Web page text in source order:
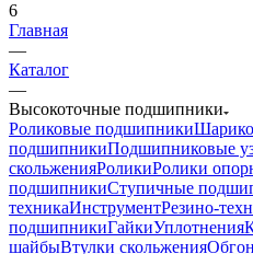
6
Главная
—
Каталог
—
Высокоточные подшипники
Роликовые подшипники
подшипникиПодшипниковые
скольженияРоликиРолики
подшипникиСтупичные
техникаИнструментРезино-
подшипникиГайкиУплотнения
шайбыВтулки скольжения